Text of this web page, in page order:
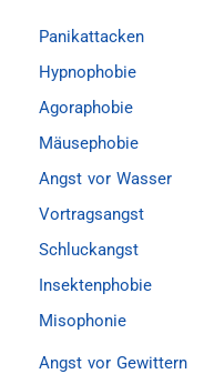
Panikattacken
Hypnophobie
Agoraphobie
Mäusephobie
Angst vor Wasser
Vortragsangst
Schluckangst
Insektenphobie
Misophonie
Angst vor Gewittern